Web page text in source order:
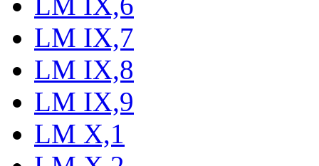
LM IX,7
LM IX,8
LM IX,9
LM X,1